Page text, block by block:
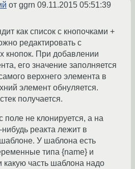
от ggrn 09.11.2015 05:51:39
как список с кнопочками +
редактировать с
кнопок. При добавлении
его значение заполняется
верхнего элемента в
элемент обнуляется.
получается.
поле не клонируется, а на
реакта лежит в
У шаблона есть
типа {name} и
какую часть шаблона надо